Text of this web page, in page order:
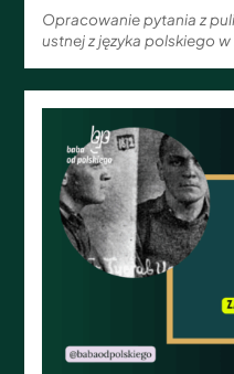
Opracowanie pytania z
ustnej z języka polskiego